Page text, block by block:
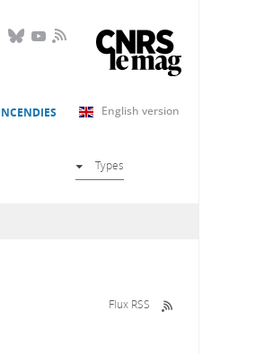
RSS
English version
Types
Flux RSS